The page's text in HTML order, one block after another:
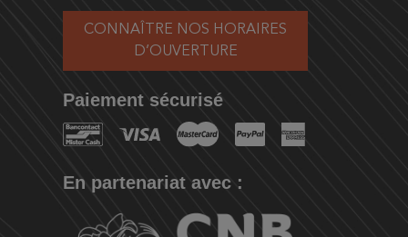
CONNAÎTRE NOS HORAIRES
D’OUVERTURE
Paiement sécurisé
En partenariat avec :